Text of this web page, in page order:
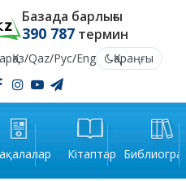
Базада барлығы
390 787термин
Қаз/Qaz/Рус/Eng
Қараңғы
Кітаптар